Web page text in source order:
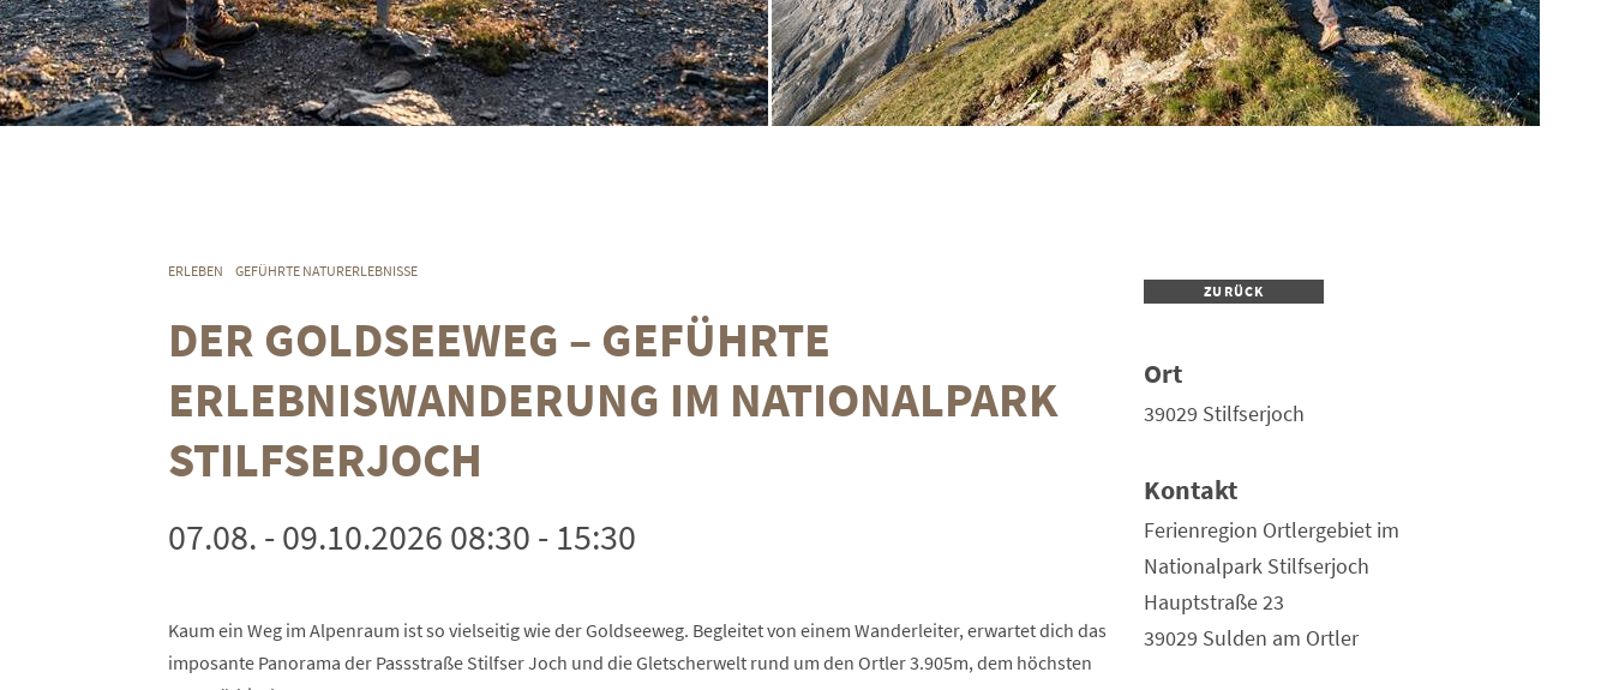
ERLEBEN GEFÜHRTE NATURERLEBNISSE
DER GOLDSEEWEG – GEFÜHRTE
ERLEBNISWANDERUNG IM NATIONALPARK
STILFSERJOCH
07.08. - 09.10.2026 08:30 - 15:30
Kaum ein Weg im Alpenraum ist so vielseitig wie der Goldseeweg. Begleitet von einem Wanderleiter, erwartet dich das
imposante Panorama der Passstraße Stilfser Joch und die Gletscherwelt rund um den Ortler 3.905m, dem höchsten
ZURÜCK
Ort
39029 Stilfserjoch
Kontakt
Ferienregion Ortlergebiet im
Nationalpark Stilfserjoch
Hauptstraße 23
39029 Sulden am Ortler